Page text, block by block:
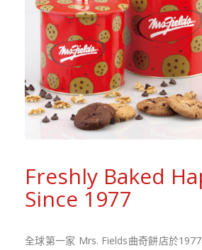
Freshly Baked
Since 1977
全球第一家 Mrs. Fields曲奇餅店於